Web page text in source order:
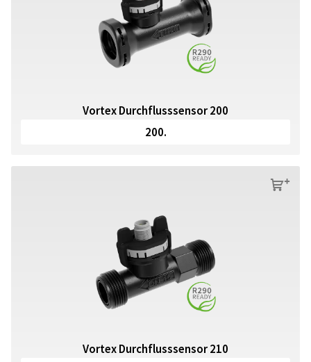
Vortex Durchflusssensor 200
200.
s
Vortex Durchflusssensor 210